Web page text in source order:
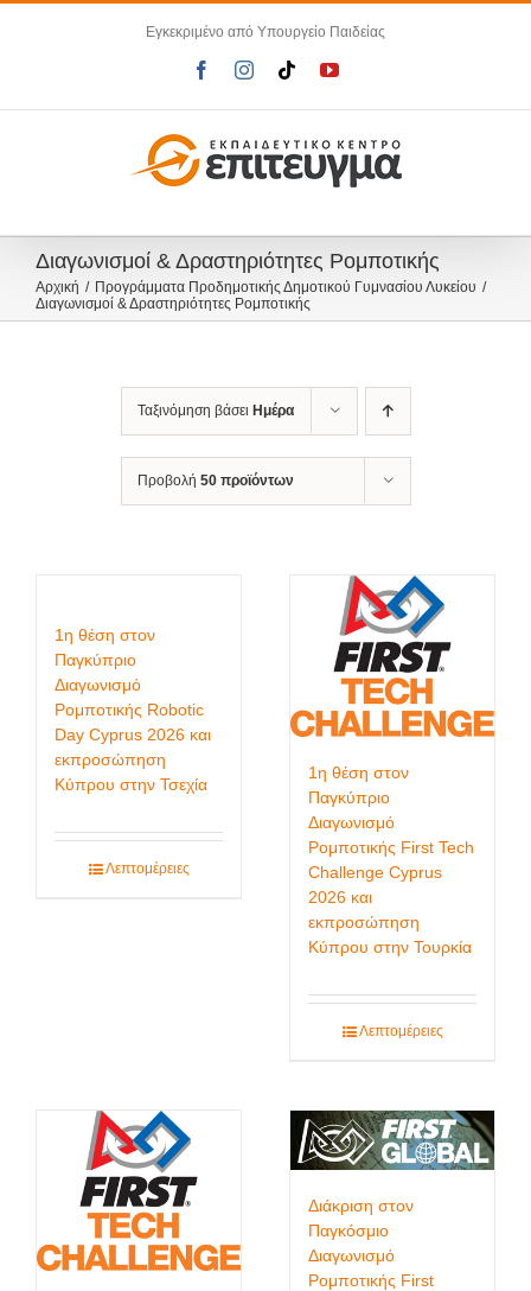
Εγκεκριμένο από Υπουργείο Παιδείας
FacebookInstagram
TiktokYouTube
Διαγωνισμοί & Δραστηριότητες Ρομποτικής
Αρχική
Προγράμματα Προδημοτικής Δημοτικού Γυμνασίου Λυκείου
Διαγωνισμοί & Δραστηριότητες Ρομποτικής
Ταξινόμηση βάσει Ημέρα
Προβολή 50 προϊόντων
1η θέση στον
Παγκύπριο
Διαγωνισμό
Ρομποτικής Robotic
Day Cyprus 2026 και
εκπροσώπηση
Κύπρου στην Τσεχία
Λεπτομέρειες
1η θέση στον
Παγκύπριο
Διαγωνισμό
Ρομποτικής First Tech
Challenge Cyprus
2026 και
εκπροσώπηση
Κύπρου στην Τουρκία
Λεπτομέρειες
Διάκριση στον
Παγκόσμιο
Διαγωνισμό
Ρομποτικής First